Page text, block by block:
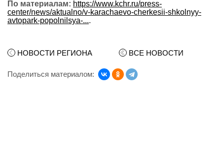
По материалам: https://www.kchr.ru/press-
center/news/aktualno/v-karachaevo-cherkesii-shkolnyy-
avtopark-popolnilsya-....
НОВОСТИ РЕГИОНА ВСЕ НОВОСТИ
Поделиться материалом: